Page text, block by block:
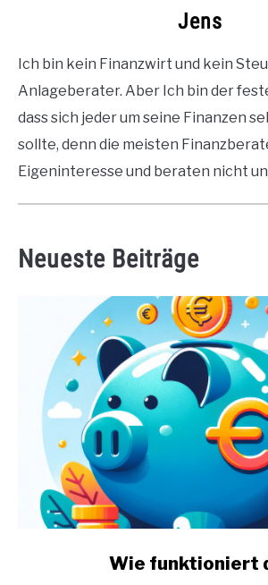
Jens
Ich bin kein Finanzwirt und kein
Anlageberater. Aber Ich bin der
dass sich jeder um seine Finanzen
sollte, denn die meisten
Eigeninteresse und beraten nicht
Neueste Beiträge
Wie funktioniert